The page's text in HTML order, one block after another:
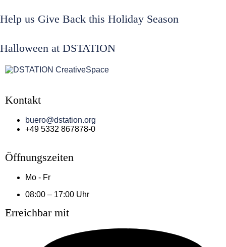
Help us Give Back this Holiday Season
Halloween at DSTATION
Kontakt
buero@dstation.org
+49 5332 867878-0
Öffnungszeiten
Mo - Fr
08:00 – 17:00 Uhr
Erreichbar mit